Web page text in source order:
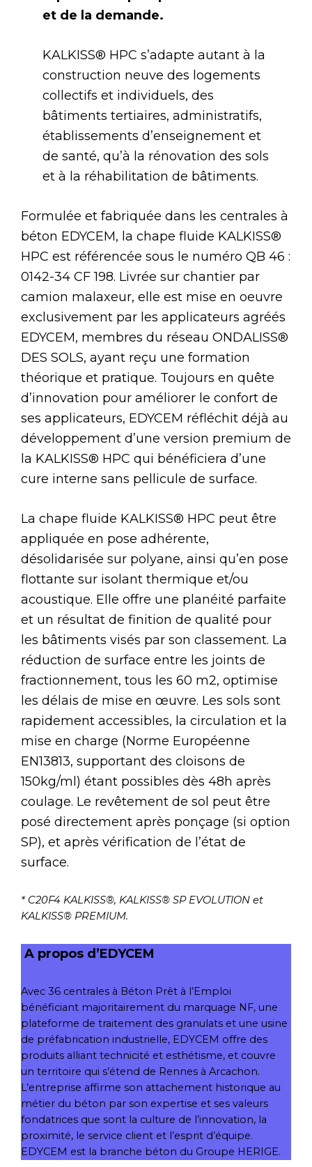
et de la demande.
KALKISS® HPC s’adapte autant à la
construction neuve des logements
collectifs et individuels, des
bâtiments tertiaires, administratifs,
établissements d’enseignement et
de santé, qu’à la rénovation des sols
et à la réhabilitation de bâtiments.
Formulée et fabriquée dans les centrales à
béton EDYCEM, la chape fluide KALKISS®
HPC est référencée sous le numéro QB 46 :
0142-34 CF 198. Livrée sur chantier par
camion malaxeur, elle est mise en oeuvre
exclusivement par les applicateurs agréés
EDYCEM, membres du réseau ONDALISS®
DES SOLS, ayant reçu une formation
théorique et pratique. Toujours en quête
d’innovation pour améliorer le confort de
ses applicateurs, EDYCEM réfléchit déjà au
développement d’une version premium de
la KALKISS® HPC qui bénéficiera d’une
cure interne sans pellicule de surface.
La chape fluide KALKISS® HPC peut être
appliquée en pose adhérente,
désolidarisée sur polyane, ainsi qu’en pose
flottante sur isolant thermique et/ou
acoustique. Elle offre une planéité parfaite
et un résultat de finition de qualité pour
les bâtiments visés par son classement. La
réduction de surface entre les joints de
fractionnement, tous les 60 m2, optimise
les délais de mise en œuvre. Les sols sont
rapidement accessibles, la circulation et la
mise en charge (Norme Européenne
EN13813, supportant des cloisons de
150kg/ml) étant possibles dès 48h après
coulage. Le revêtement de sol peut être
posé directement après ponçage (si option
SP), et après vérification de l’état de
surface.
* C20F4 KALKISS®, KALKISS® SP EVOLUTION et
KALKISS® PREMIUM.
A propos d’EDYCEM
Avec 36 centrales à Béton Prêt à l’Emploi
bénéficiant majoritairement du marquage NF, une
plateforme de traitement des granulats et une usine
de préfabrication industrielle, EDYCEM offre des
produits alliant technicité et esthétisme, et couvre
un territoire qui s’étend de Rennes à Arcachon.
L’entreprise affirme son attachement historique au
métier du béton par son expertise et ses valeurs
fondatrices que sont la culture de l’innovation, la
proximité, le service client et l’esprit d’équipe.
EDYCEM est la branche béton du Groupe HERIGE.